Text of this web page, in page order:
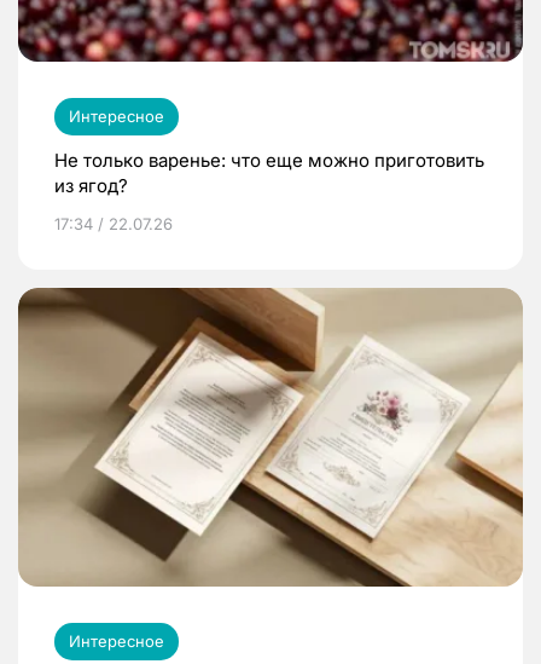
Интересное
Не только варенье: что еще можно приготовить
из ягод?
17:34 / 22.07.26
Интересное